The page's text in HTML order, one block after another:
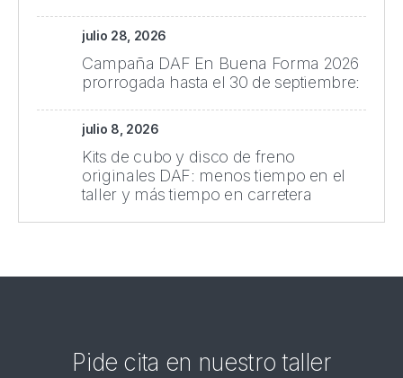
julio 28, 2026
Campaña DAF En Buena Forma 2026
prorrogada hasta el 30 de septiembre:
julio 8, 2026
Kits de cubo y disco de freno
originales DAF: menos tiempo en el
taller y más tiempo en carretera
Pide cita en nuestro taller